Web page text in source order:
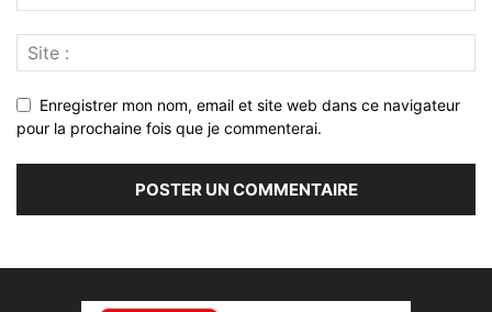
Enregistrer mon nom, email et site web dans ce navigateur
pour la prochaine fois que je commenterai.